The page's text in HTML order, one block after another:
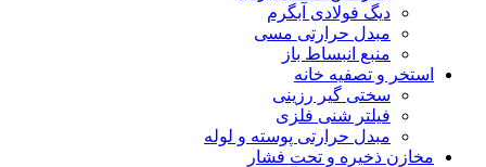
دیگ فولادی آبگرم
مبدل حرارتی مسی
منبع انبساط باز
استخر و تصفیه خانه
سختی گیر رزینی
فیلتر شنی فلزی
مبدل حرارتی پوسته و لوله
مخازن ذخیره و تحت فشار